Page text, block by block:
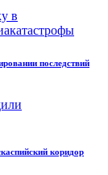
последствий
коридор